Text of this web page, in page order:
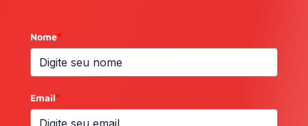
Nome*
Email*